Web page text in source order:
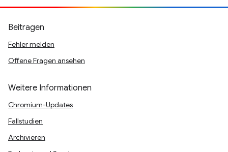
Beitragen
Fehler melden
Offene Fragen ansehen
Weitere Informationen
Chromium-Updates
Fallstudien
Archivieren